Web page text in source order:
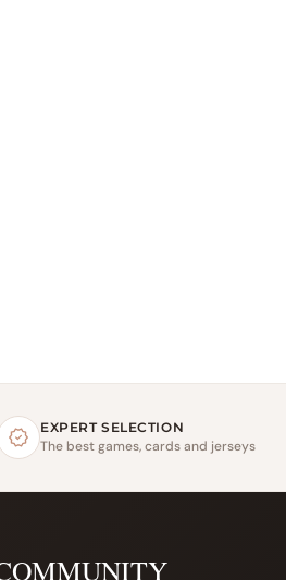
EXPERT SELECTION
The best games, cards and jerseys